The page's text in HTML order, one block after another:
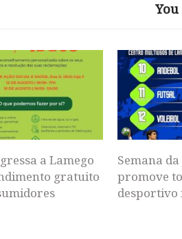
a Lamego
gratuito
Semana
promove